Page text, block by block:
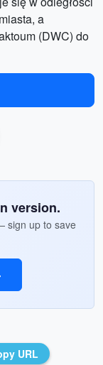
a
(DWC) do
version.
sign up to save
URL